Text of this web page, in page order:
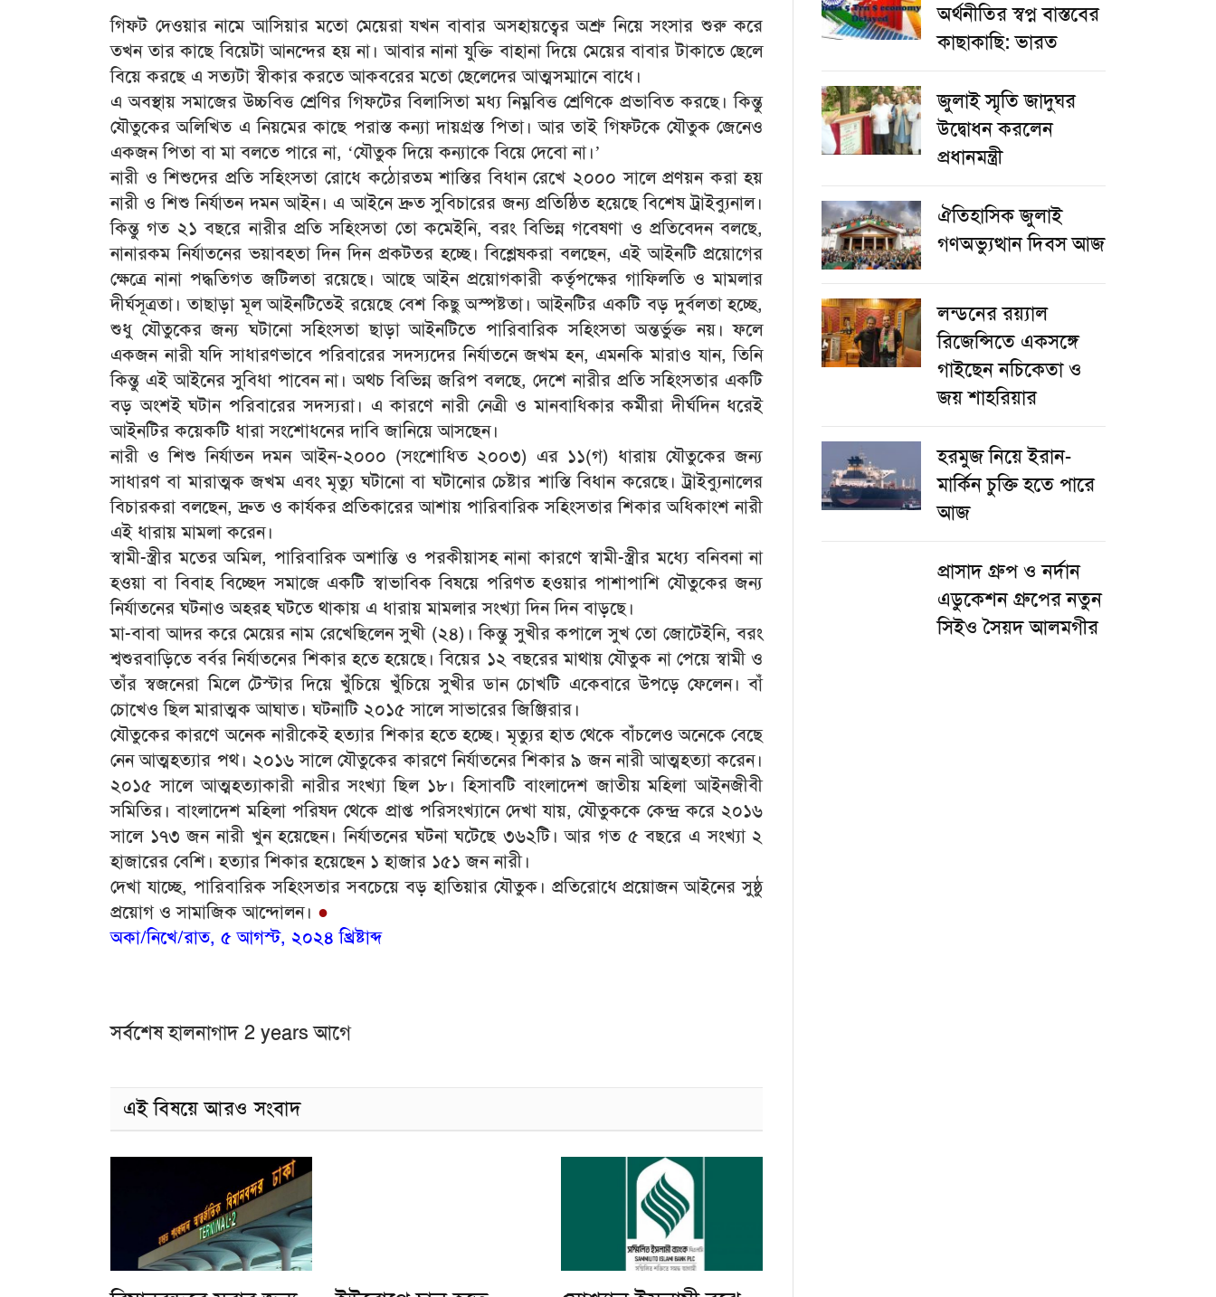
গিফট দেওয়ার নামে আসিয়ার মতো মেয়েরা যখন বাবার অসহায়ত্বের অশ্রু নিয়ে সংসার শুরু করে
তখন তার কাছে বিয়েটা আনন্দের হয় না। আবার নানা যুক্তি বাহানা দিয়ে মেয়ের বাবার টাকাতে ছেলে
বিয়ে করছে এ সত্যটা স্বীকার করতে আকবরের মতো ছেলেদের আত্মসম্মানে বাধে।
এ অবস্থায় সমাজের উচ্চবিত্ত শ্রেণির গিফটের বিলাসিতা মধ্য নিম্নবিত্ত শ্রেণিকে প্রভাবিত করছে। কিন্তু
যৌতুকের অলিখিত এ নিয়মের কাছে পরাস্ত কন্যা দায়গ্রস্ত পিতা। আর তাই গিফটকে যৌতুক জেনেও
একজন পিতা বা মা বলতে পারে না, ‘যৌতুক দিয়ে কন্যাকে বিয়ে দেবো না।’
নারী ও শিশুদের প্রতি সহিংসতা রোধে কঠোরতম শাস্তির বিধান রেখে ২০০০ সালে প্রণয়ন করা হয়
নারী ও শিশু নির্যাতন দমন আইন। এ আইনে দ্রুত সুবিচারের জন্য প্রতিষ্ঠিত হয়েছে বিশেষ ট্রাইব্যুনাল।
কিন্তু গত ২১ বছরে নারীর প্রতি সহিংসতা তো কমেইনি, বরং বিভিন্ন গবেষণা ও প্রতিবেদন বলছে,
নানারকম নির্যাতনের ভয়াবহতা দিন দিন প্রকটতর হচ্ছে। বিশ্লেষকরা বলছেন, এই আইনটি প্রয়োগের
ক্ষেত্রে নানা পদ্ধতিগত জটিলতা রয়েছে। আছে আইন প্রয়োগকারী কর্তৃপক্ষের গাফিলতি ও মামলার
দীর্ঘসূত্রতা। তাছাড়া মূল আইনটিতেই রয়েছে বেশ কিছু অস্পষ্টতা। আইনটির একটি বড় দুর্বলতা হচ্ছে,
শুধু যৌতুকের জন্য ঘটানো সহিংসতা ছাড়া আইনটিতে পারিবারিক সহিংসতা অন্তর্ভুক্ত নয়। ফলে
একজন নারী যদি সাধারণভাবে পরিবারের সদস্যদের নির্যাতনে জখম হন, এমনকি মারাও যান, তিনি
কিন্তু এই আইনের সুবিধা পাবেন না। অথচ বিভিন্ন জরিপ বলছে, দেশে নারীর প্রতি সহিংসতার একটি
বড় অংশই ঘটান পরিবারের সদস্যরা। এ কারণে নারী নেত্রী ও মানবাধিকার কর্মীরা দীর্ঘদিন ধরেই
আইনটির কয়েকটি ধারা সংশোধনের দাবি জানিয়ে আসছেন।
নারী ও শিশু নির্যাতন দমন আইন-২০০০ (সংশোধিত ২০০৩) এর ১১(গ) ধারায় যৌতুকের জন্য
সাধারণ বা মারাত্মক জখম এবং মৃত্যু ঘটানো বা ঘটানোর চেষ্টার শাস্তি বিধান করেছে। ট্রাইব্যুনালের
বিচারকরা বলছেন, দ্রুত ও কার্যকর প্রতিকারের আশায় পারিবারিক সহিংসতার শিকার অধিকাংশ নারী
এই ধারায় মামলা করেন।
স্বামী-স্ত্রীর মতের অমিল, পারিবারিক অশান্তি ও পরকীয়াসহ নানা কারণে স্বামী-স্ত্রীর মধ্যে বনিবনা না
হওয়া বা বিবাহ বিচ্ছেদ সমাজে একটি স্বাভাবিক বিষয়ে পরিণত হওয়ার পাশাপাশি যৌতুকের জন্য
নির্যাতনের ঘটনাও অহরহ ঘটতে থাকায় এ ধারায় মামলার সংখ্যা দিন দিন বাড়ছে।
মা-বাবা আদর করে মেয়ের নাম রেখেছিলেন সুখী (২৪)। কিন্তু সুখীর কপালে সুখ তো জোটেইনি, বরং
শ্বশুরবাড়িতে বর্বর নির্যাতনের শিকার হতে হয়েছে। বিয়ের ১২ বছরের মাথায় যৌতুক না পেয়ে স্বামী ও
তাঁর স্বজনেরা মিলে টেস্টার দিয়ে খুঁচিয়ে খুঁচিয়ে সুখীর ডান চোখটি একেবারে উপড়ে ফেলেন। বাঁ
চোখেও ছিল মারাত্মক আঘাত। ঘটনাটি ২০১৫ সালে সাভারের জিঞ্জিরার।
যৌতুকের কারণে অনেক নারীকেই হত্যার শিকার হতে হচ্ছে। মৃত্যুর হাত থেকে বাঁচলেও অনেকে বেছে
নেন আত্মহত্যার পথ। ২০১৬ সালে যৌতুকের কারণে নির্যাতনের শিকার ৯ জন নারী আত্মহত্যা করেন।
২০১৫ সালে আত্মহত্যাকারী নারীর সংখ্যা ছিল ১৮। হিসাবটি বাংলাদেশ জাতীয় মহিলা আইনজীবী
সমিতির। বাংলাদেশ মহিলা পরিষদ থেকে প্রাপ্ত পরিসংখ্যানে দেখা যায়, যৌতুককে কেন্দ্র করে ২০১৬
সালে ১৭৩ জন নারী খুন হয়েছেন। নির্যাতনের ঘটনা ঘটেছে ৩৬২টি। আর গত ৫ বছরে এ সংখ্যা ২
হাজারের বেশি। হত্যার শিকার হয়েছেন ১ হাজার ১৫১ জন নারী।
দেখা যাচ্ছে, পারিবারিক সহিংসতার সবচেয়ে বড় হাতিয়ার যৌতুক। প্রতিরোধে প্রয়োজন আইনের সুষ্ঠু
প্রয়োগ ও সামাজিক আন্দোলন। ●
অকা/নিখে/রাত, ৫ আগস্ট, ২০২৪ খ্রিষ্টাব্দ
সর্বশেষ হালনাগাদ 2 years আগে
এই বিষয়ে আরও সংবাদ
অর্থনীতির স্বপ্ন বাস্তবের
কাছাকাছি: ভারত
জুলাই স্মৃতি জাদুঘর
উদ্বোধন করলেন
প্রধানমন্ত্রী
ঐতিহাসিক জুলাই
গণঅভ্যুত্থান দিবস আজ
লন্ডনের রয়্যাল
রিজেন্সিতে একসঙ্গে
গাইছেন নচিকেতা ও
জয় শাহরিয়ার
হরমুজ নিয়ে ইরান-
মার্কিন চুক্তি হতে পারে
আজ
প্রাসাদ গ্রুপ ও নর্দান
এডুকেশন গ্রুপের নতুন
সিইও সৈয়দ আলমগীর